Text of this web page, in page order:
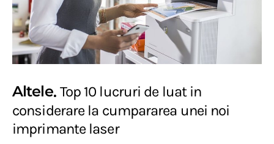
Altele Top 10 lucruri de luat in
considerare la cumpararea unei noi
imprimante laser